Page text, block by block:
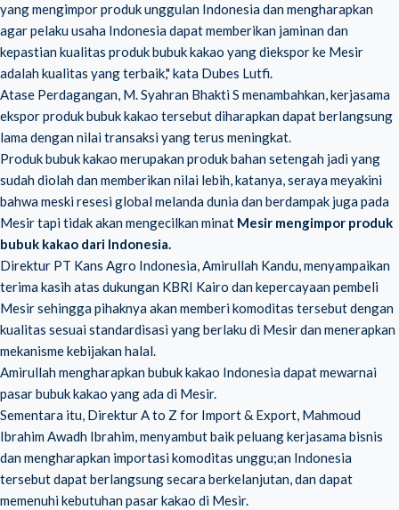
yang mengimpor produk unggulan Indonesia dan mengharapkan
agar pelaku usaha Indonesia dapat memberikan jaminan dan
kepastian kualitas produk bubuk kakao yang diekspor ke Mesir
adalah kualitas yang terbaik," kata Dubes Lutfi.
Atase Perdagangan, M. Syahran Bhakti S menambahkan, kerjasama
ekspor produk bubuk kakao tersebut diharapkan dapat berlangsung
lama dengan nilai transaksi yang terus meningkat.
Produk bubuk kakao merupakan produk bahan setengah jadi yang
sudah diolah dan memberikan nilai lebih, katanya, seraya meyakini
bahwa meski resesi global melanda dunia dan berdampak juga pada
Mesir tapi tidak akan mengecilkan minat Mesir mengimpor produk
bubuk kakao dari Indonesia.
Direktur PT Kans Agro Indonesia, Amirullah Kandu, menyampaikan
terima kasih atas dukungan KBRI Kairo dan kepercayaan pembeli
Mesir sehingga pihaknya akan memberi komoditas tersebut dengan
kualitas sesuai standardisasi yang berlaku di Mesir dan menerapkan
mekanisme kebijakan halal.
Amirullah mengharapkan bubuk kakao Indonesia dapat mewarnai
pasar bubuk kakao yang ada di Mesir.
Sementara itu, Direktur A to Z for Import & Export, Mahmoud
Ibrahim Awadh Ibrahim, menyambut baik peluang kerjasama bisnis
dan mengharapkan importasi komoditas unggu;an Indonesia
tersebut dapat berlangsung secara berkelanjutan, dan dapat
memenuhi kebutuhan pasar kakao di Mesir.